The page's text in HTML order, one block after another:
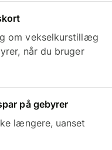
om vekselkurstillæg
når du bruger
på gebyrer
længere, uanset